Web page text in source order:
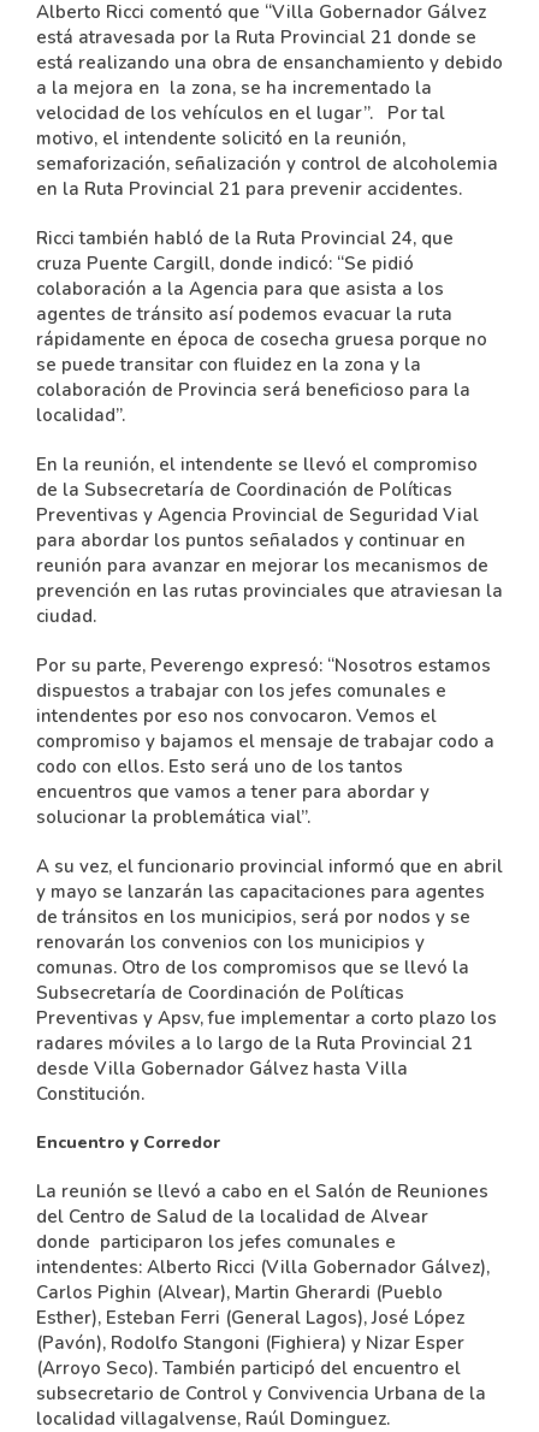
Alberto Ricci comentó que “Villa Gobernador Gálvez
está atravesada por la Ruta Provincial 21 donde se
está realizando una obra de ensanchamiento y debido
a la mejora en la zona, se ha incrementado la
velocidad de los vehículos en el lugar”. Por tal
motivo, el intendente solicitó en la reunión,
semaforización, señalización y control de alcoholemia
en la Ruta Provincial 21 para prevenir accidentes.
Ricci también habló de la Ruta Provincial 24, que
cruza Puente Cargill, donde indicó: “Se pidió
colaboración a la Agencia para que asista a los
agentes de tránsito así podemos evacuar la ruta
rápidamente en época de cosecha gruesa porque no
se puede transitar con fluidez en la zona y la
colaboración de Provincia será beneficioso para la
localidad”.
En la reunión, el intendente se llevó el compromiso
de la Subsecretaría de Coordinación de Políticas
Preventivas y Agencia Provincial de Seguridad Vial
para abordar los puntos señalados y continuar en
reunión para avanzar en mejorar los mecanismos de
prevención en las rutas provinciales que atraviesan la
ciudad.
Por su parte, Peverengo expresó: “Nosotros estamos
dispuestos a trabajar con los jefes comunales e
intendentes por eso nos convocaron. Vemos el
compromiso y bajamos el mensaje de trabajar codo a
codo con ellos. Esto será uno de los tantos
encuentros que vamos a tener para abordar y
solucionar la problemática vial”.
A su vez, el funcionario provincial informó que en abril
y mayo se lanzarán las capacitaciones para agentes
de tránsitos en los municipios, será por nodos y se
renovarán los convenios con los municipios y
comunas. Otro de los compromisos que se llevó la
Subsecretaría de Coordinación de Políticas
Preventivas y Apsv, fue implementar a corto plazo los
radares móviles a lo largo de la Ruta Provincial 21
desde Villa Gobernador Gálvez hasta Villa
Constitución.
Encuentro y Corredor
La reunión se llevó a cabo en el Salón de Reuniones
del Centro de Salud de la localidad de Alvear
donde participaron los jefes comunales e
intendentes: Alberto Ricci (Villa Gobernador Gálvez),
Carlos Pighin (Alvear), Martin Gherardi (Pueblo
Esther), Esteban Ferri (General Lagos), José López
(Pavón), Rodolfo Stangoni (Fighiera) y Nizar Esper
(Arroyo Seco). También participó del encuentro el
subsecretario de Control y Convivencia Urbana de la
localidad villagalvense, Raúl Dominguez.